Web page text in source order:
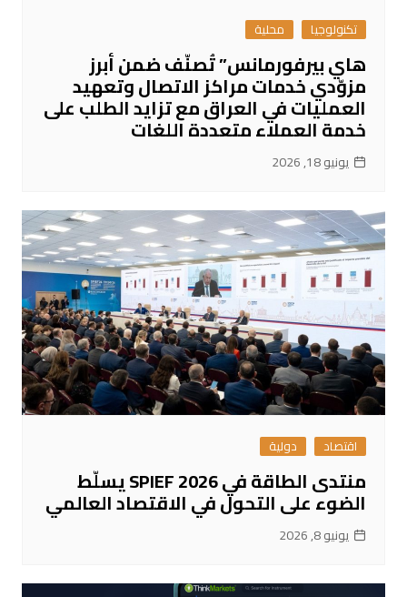
تكنولوجيا محلية
هاي بيرفورمانس” تُصنّف ضمن أبرز
مزوّدي خدمات مراكز الاتصال وتعهيد
العمليات في العراق مع تزايد الطلب على
خدمة العملاء متعددة اللغات
يونيو 18, 2026
اقتصاد دولية
منتدى الطاقة في SPIEF 2026 يسلّط
الضوء على التحول في الاقتصاد العالمي
يونيو 8, 2026